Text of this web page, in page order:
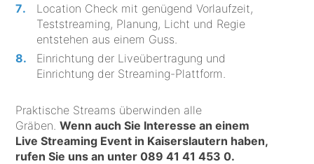
Location Check mit genügend Vorlaufzeit,
Teststreaming, Planung, Licht und Regie
entstehen aus einem Guss.
Einrichtung der Liveübertragung und
Einrichtung der Streaming-Plattform.
Praktische Streams überwinden alle
Gräben.Wenn auch Sie Interesse an einem
Live Streaming Event in Kaiserslautern haben,
rufen Sie uns an unter089 41 41 453 0.